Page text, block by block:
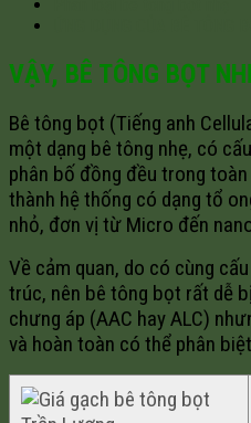
VẬY, BÊ TÔNG BỌT
Bê tông bọt (Tiếng anh
một dạng bê tông nhẹ, có
phân bố đồng đều trong
thành hệ thống có dạng tổ
nhỏ, đơn vị từ Micro đến
Về cảm quan, do có cùng
trúc, nên bê tông bọt rất dễ
chưng áp (AAC hay ALC)
và hoàn toàn có thể phân